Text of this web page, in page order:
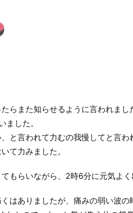
らまた知らせるように言われまし
ました。
と言われて力むの我慢してと言わ
て力みました。
もらいながら、2時6分に元気よく
はありましたが、痛みの弱い波の